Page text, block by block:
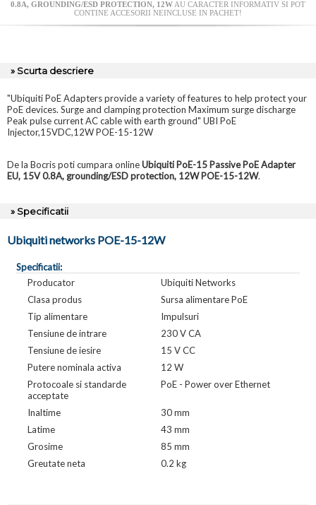
0.8A, GROUNDING/ESD PROTECTION, 12WAU CARACTER INFORMATIV SI POT
CONTINE ACCESORII NEINCLUSE IN PACHET!
» Scurta descriere
"Ubiquiti PoE Adapters provide a variety of features to help protect your
PoE devices. Surge and clamping protection Maximum surge discharge
Peak pulse current AC cable with earth ground" UBI PoE
Injector,15VDC,12W POE-15-12W
De la Bocris poti cumpara onlineUbiquiti PoE-15 Passive PoE Adapter
EU, 15V 0.8A, grounding/ESD protection, 12W POE-15-12W.
» Specificatii
Ubiquiti networks POE-15-12W
Specificatii:
Producator
Ubiquiti Networks
Clasa produs
Sursa alimentare PoE
Tip alimentare
Impulsuri
Tensiune de intrare
230 V CA
Tensiune de iesire
15 V CC
Putere nominala activa
12 W
Protocoale si standarde
acceptate
PoE - Power over Ethernet
Inaltime
30 mm
Latime
43 mm
Grosime
85 mm
Greutate neta
0.2 kg